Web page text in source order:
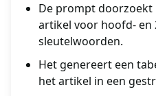
De prompt doorzoekt
artikel voor hoofd- en
sleutelwoorden.
Het genereert een
het artikel in een